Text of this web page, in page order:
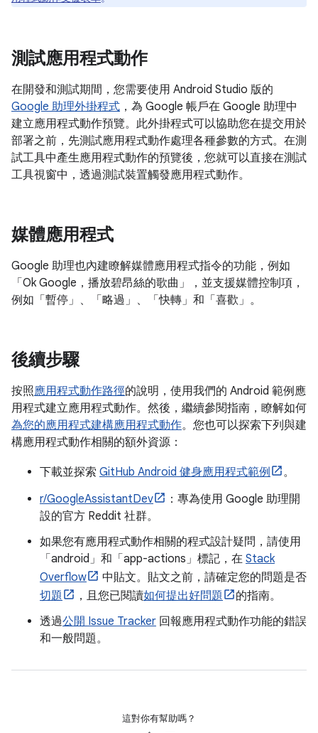
測試應用程式動作
在開發和測試期間，您需要使用 Android Studio 版的
Google 助理外掛程式 ，為 Google 帳戶在 Google 助理中
建立應用程式動作預覽。此外掛程式可以協助您在提交用於
部署之前，先測試應用程式動作處理各種參數的方式。在測
試工具中產生應用程式動作的預覽後，您就可以直接在測試
工具視窗中，透過測試裝置觸發應用程式動作。
媒體應用程式
Google 助理也內建瞭解媒體應用程式指令的功能，例如
「Ok Google，播放碧昂絲的歌曲」
，並支援媒體控制項，
例如「暫停」 、「略過」 、「快轉」 和「喜歡」 。
後續步驟
按照應用程式動作路徑的說明，使用我們的 Android 範例應
用程式建立應用程式動作。然後，繼續參閱指南，瞭解如何
為您的應用程式建構應用程式動作。您也可以探索下列與建
構應用程式動作相關的額外資源：
下載並探索 GitHub Android 健身應用程式範例
。
r/GoogleAssistantDev
：專為使用 Google 助理開
設的官方 Reddit 社群。
如果您有應用程式動作相關的程式設計疑問，請使用
「android」和「app-actions」標記，在 Stack
Overflow
中貼文。貼文之前，請確定您的問題是否
切題
，且您已閱讀如何提出好問題
的指南。
透過公開 Issue Tracker 回報應用程式動作功能的錯誤
和一般問題。
這對你有幫助嗎？